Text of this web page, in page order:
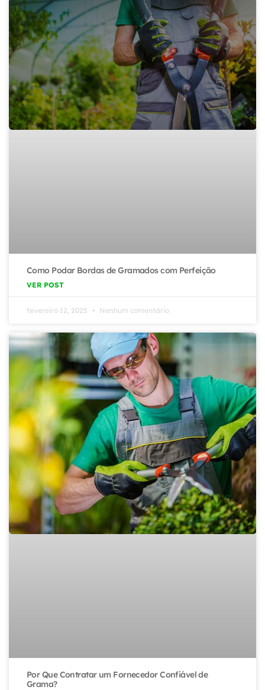
Como Podar Bordas de Gramados com Perfeição
VER POST
fevereiro 12, 2025 Nenhum comentário
Por Que Contratar um Fornecedor Confiável de
Grama?